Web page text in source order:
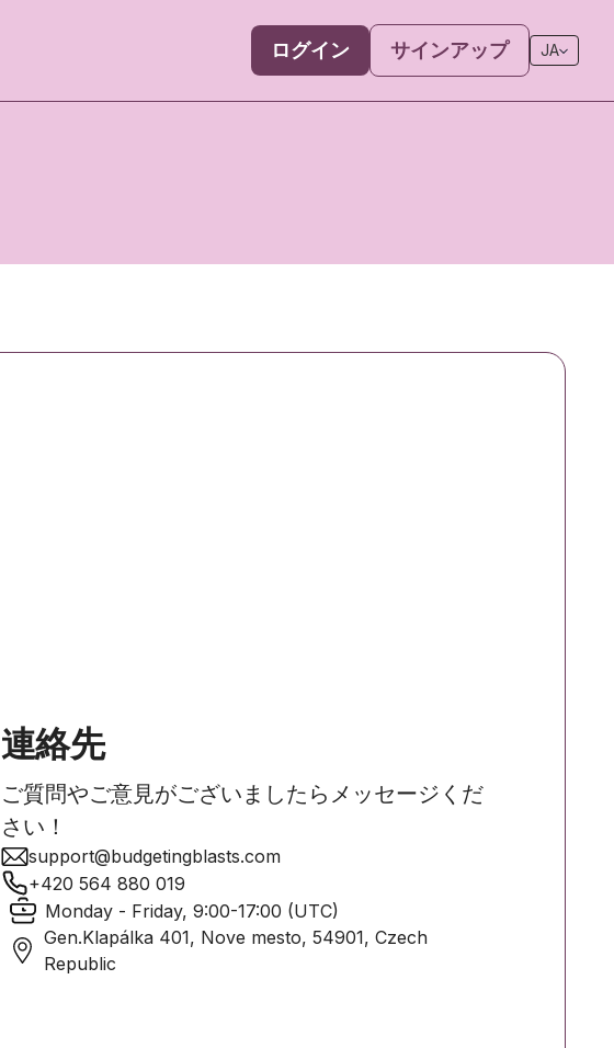
ログイン サインアップ JA
連絡先
ご質問やご意見がございましたらメッセージくだ
さい！
support@budgetingblasts.com
+420 564 880 019
Monday - Friday, 9:00-17:00 (UTC)
Gen.Klapálka 401, Nove mesto, 54901, Czech
Republic